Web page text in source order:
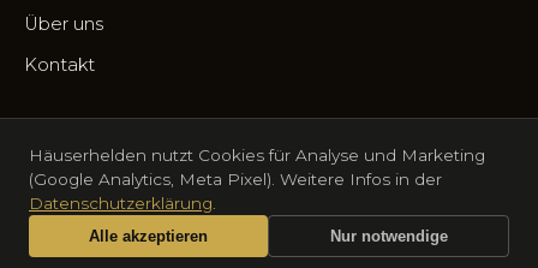
Über uns
Kontakt
© 2026 Häuserhelden UG (haftungsbeschränkt) · Fürker Str.
47A, 42697 Solingen · HRB 108458, AG Düsseldorf
ImpressumDatenschutz
Häuserhelden nutzt Cookies für Analyse und Marketing
(Google Analytics, Meta Pixel). Weitere Infos in der
Datenschutzerklärung.
Alle akzeptieren Nur notwendige